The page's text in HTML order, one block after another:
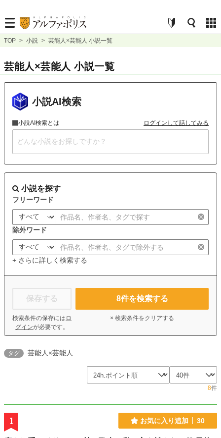
TOP > 小説 > 芸能人×芸能人 小説一覧
芸能人×芸能人 小説一覧
小説AI検索
小説AI検索とは ログインして話してみる
小説を探す
フリーワード
除外ワード
+ さらに詳しく検索する
保存する
検索条件の保存には ロ
グインが必要です。
8件を検索する
× 検索条件をクリアする
タグ 芸能人×芸能人
8件
1 お気に入り追加 30